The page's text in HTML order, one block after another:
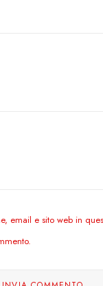
email e sito web in